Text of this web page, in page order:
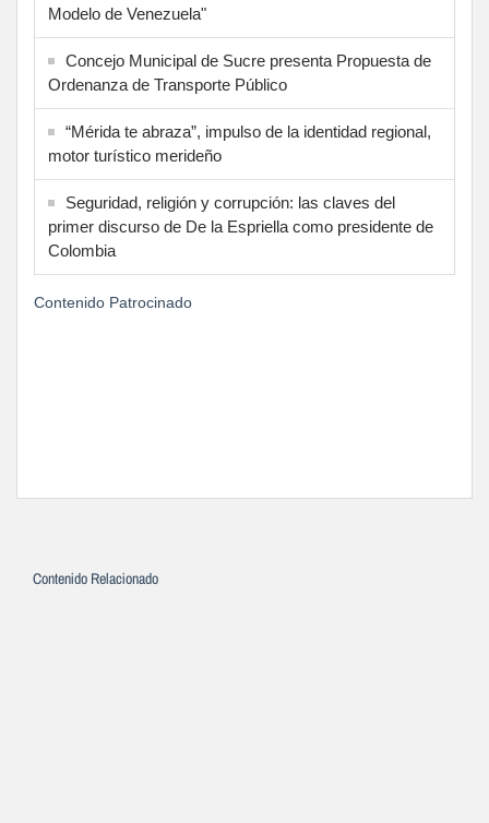
Modelo de Venezuela"
Concejo Municipal de Sucre presenta Propuesta de
Ordenanza de Transporte Público
“Mérida te abraza”, impulso de la identidad regional,
motor turístico merideño
Seguridad, religión y corrupción: las claves del
primer discurso de De la Espriella como presidente de
Colombia
Contenido Patrocinado
Contenido Relacionado